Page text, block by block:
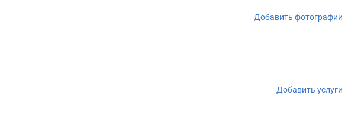
Добавить фотографии
Добавить услуги